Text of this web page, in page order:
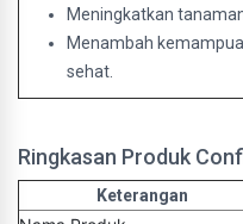
Meningkatkan
Menambah
sehat.
Ringkasan Produk
Keterangan